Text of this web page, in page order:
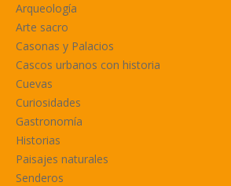
Arqueología
Arte sacro
Casonas y Palacios
Cascos urbanos con historia
Cuevas
Curiosidades
Gastronomía
Historias
Paisajes naturales
Senderos